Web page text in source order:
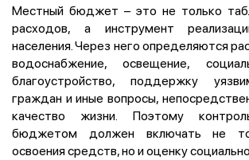
Местный бюджет – это не только
расходов, а инструмент
населения. Через него определяются
водоснабжение, освещение,
благоустройство, поддержку
граждан и иные вопросы,
качество жизни. Поэтому
бюджетом должен включать не
освоения средств, но и оценку